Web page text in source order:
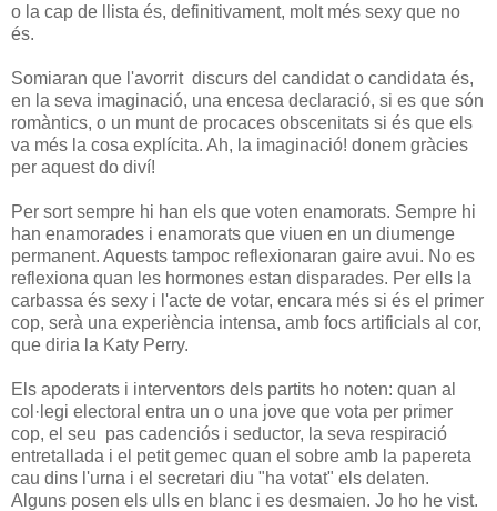
o la cap de llista és, definitivament, molt més sexy que no
és.
Somiaran que l'avorrit discurs del candidat o candidata és,
en la seva imaginació, una encesa declaració, si es que són
romàntics, o un munt de procaces obscenitats si és que els
va més la cosa explícita. Ah, la imaginació! donem gràcies
per aquest do diví!
Per sort sempre hi han els que voten enamorats. Sempre hi
han enamorades i enamorats que viuen en un diumenge
permanent. Aquests tampoc reflexionaran gaire avui. No es
reflexiona quan les hormones estan disparades. Per ells la
carbassa és sexy i l'acte de votar, encara més si és el primer
cop, serà una experiència intensa, amb focs artificials al cor,
que diria la Katy Perry.
Els apoderats i interventors dels partits ho noten: quan al
col·legi electoral entra un o una jove que vota per primer
cop, el seu pas cadenciós i seductor, la seva respiració
entretallada i el petit gemec quan el sobre amb la papereta
cau dins l'urna i el secretari diu "ha votat" els delaten.
Alguns posen els ulls en blanc i es desmaien. Jo ho he vist.